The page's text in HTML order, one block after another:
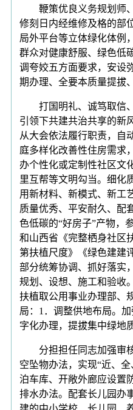
鞭策优良义务规划师、
修刻日内经维修及格的部
局外平台等立体绿化体例
群众对健康舒服、绿色低
调夸姣五方面要求，安设
期办理、全要本质量提拔
打国明礼、诚笃取信、
引领下共建共治共享的新
从大会依法履行职责，自
庭多样化改善性住房需求
办个性化或定制性社区文
里互帮等文明勾当。细化
用新材料、新模式、新工
质量优秀、平安耐久、配
色低碳的“好房子”产物，
和山西省《完整栖身社区
第扶植尺度》《绿色建建
部分统筹协调、抓好落实
规划、设想、施工和验收
扶植取公用事业办理部、
局：1．调整供地布局。
字化办理，提拔集中绿地
分担担任同志加强审核
空坠物办法，实现“近、
泊车库、开敞外廊应设置
排水办法。配套长儿园办